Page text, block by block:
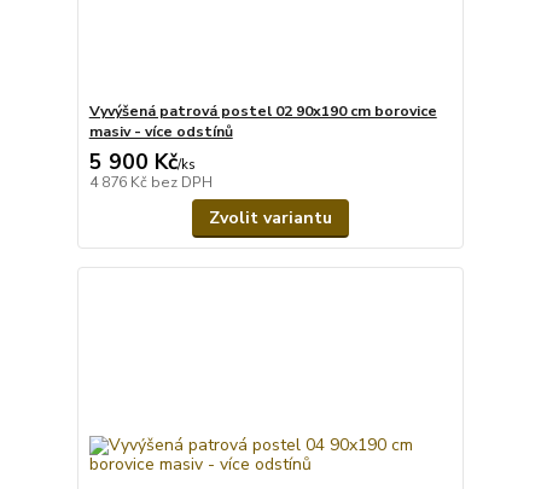
Vyvýšená patrová postel 02 90x190 cm borovice
masiv - více odstínů
5 900 Kč/ks
4 876 Kč bez DPH
Zvolit variantu